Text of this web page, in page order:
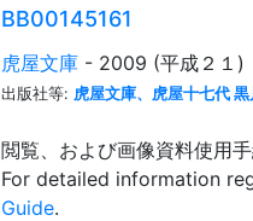
BB00145161
虎屋文庫 - 2009 (平成２１)
出版社等: 虎屋文庫、虎屋十七代
閲覧、および画像資料使用
For detailed information
Guide.